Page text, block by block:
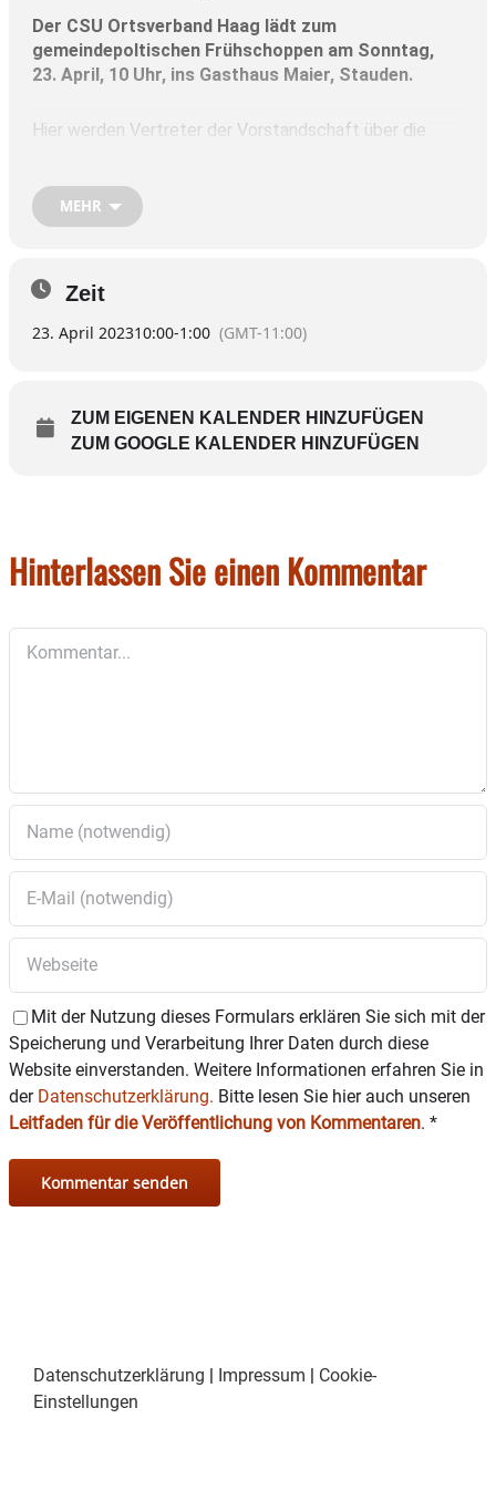
Der CSU Ortsverband Haag lädt zum
gemeindepoltischen Frühschoppen am Sonntag,
23. April, 10 Uhr, ins Gasthaus Maier, Stauden.
Hier werden Vertreter der Vorstandschaft über die
Referenten sind Horst Berchtold, Klaus Breitreiner und Stefan
MEHR
Zeit
23. April 202310:00-1:00 (GMT-11:00)
ZUM EIGENEN KALENDER HINZUFÜGEN
ZUM GOOGLE KALENDER HINZUFÜGEN
Hinterlassen Sie einen Kommentar
Mit der Nutzung dieses Formulars erklären Sie sich mit der
Speicherung und Verarbeitung Ihrer Daten durch diese
Website einverstanden. Weitere Informationen erfahren Sie in
der Datenschutzerklärung. Bitte lesen Sie hier auch unseren
Leitfaden für die Veröffentlichung von Kommentaren. *
Datenschutzerklärung | Impressum | Cookie-
Einstellungen